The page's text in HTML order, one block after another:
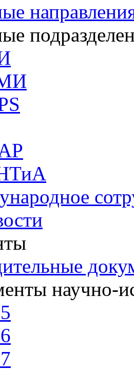
научно-